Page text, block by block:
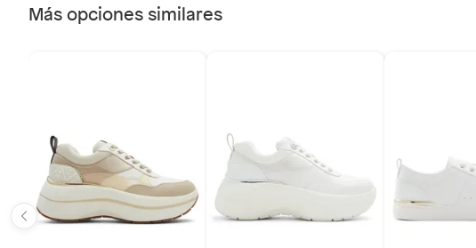
Más opciones similares